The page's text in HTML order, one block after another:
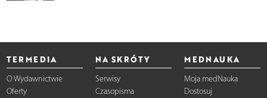
TERMEDIA
O Wydawnictwie
Oferty
NA SKRÓTY
Serwisy
Czasopisma
MEDNAUKA
Moja medNauka
Dostosuj